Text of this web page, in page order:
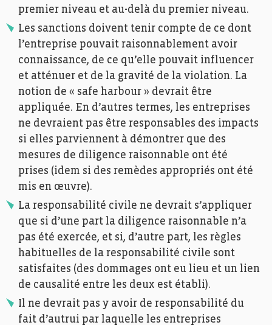
premier niveau et au-delà du premier niveau.
Les sanctions doivent tenir compte de ce dont
l’entreprise pouvait raisonnablement avoir
connaissance, de ce qu’elle pouvait influencer
et atténuer et de la gravité de la violation. La
notion de « safe harbour » devrait être
appliquée. En d’autres termes, les entreprises
ne devraient pas être responsables des impacts
si elles parviennent à démontrer que des
mesures de diligence raisonnable ont été
prises (idem si des remèdes appropriés ont été
mis en œuvre).
La responsabilité civile ne devrait s’appliquer
que si d’une part la diligence raisonnable n’a
pas été exercée, et si, d’autre part, les règles
habituelles de la responsabilité civile sont
satisfaites (des dommages ont eu lieu et un lien
de causalité entre les deux est établi).
Il ne devrait pas y avoir de responsabilité du
fait d’autrui par laquelle les entreprises